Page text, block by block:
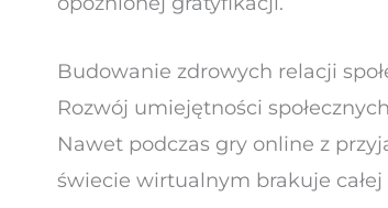
Budowanie zdrowych relacji
Rozwój umiejętności społecznych
Nawet podczas gry online z
świecie wirtualnym brakuje